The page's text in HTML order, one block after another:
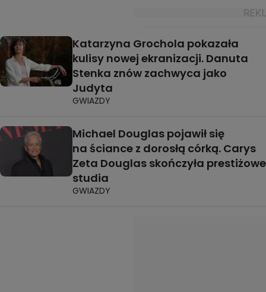
Katarzyna Grochola pokazała
kulisy nowej ekranizacji. Danuta
Stenka znów zachwyca jako
Judyta
GWIAZDY
Michael Douglas pojawił się
na ściance z dorosłą córką. Carys
Zeta Douglas skończyła prestiżowe
studia
GWIAZDY